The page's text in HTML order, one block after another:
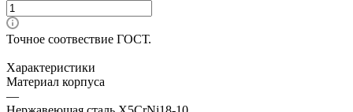
Точное соотвествие ГОСТ.
Характеристики
Материал корпуса
—